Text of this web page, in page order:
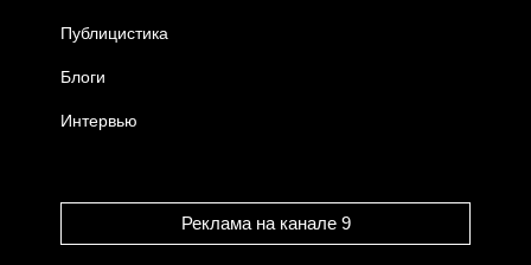
Публицистика
Блоги
Интервью
Реклама на канале 9